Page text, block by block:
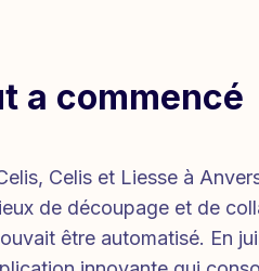
a commencé
Celis et Liesse à
de découpage et de
être automatisé. En